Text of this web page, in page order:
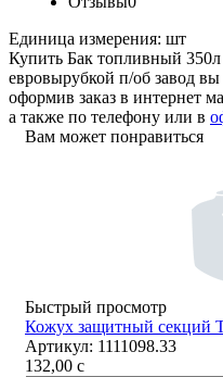
Единица измерения: шт
Купить Бак топливный 350л
евровырубкой п/об завод
оформив заказ в интернет
а также по телефону или в
Вам может понравиться
Быстрый просмотр
Кожух защитный секций
Артикул: 1111098.33
132,00 c